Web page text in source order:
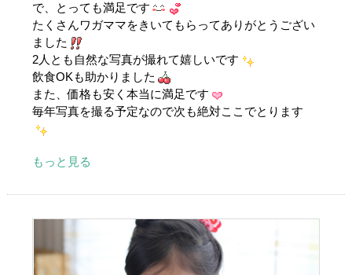
で、とっても満足です
たくさんワガママをきいてもらってありがとうござい
ました
2人とも自然な写真が撮れて嬉しいです
飲食OKも助かりました
また、価格も安く本当に満足です
毎年写真を撮る予定なので次も絶対ここでとります
もっと見る